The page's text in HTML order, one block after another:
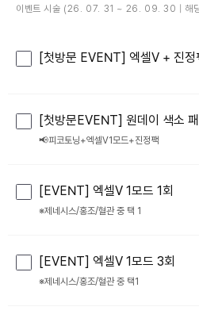
이벤트 시술 (26. 07. 31 ~ 26. 09. 30 | 해당
[첫방문 EVENT] 엑셀V + 진정
[첫방문EVENT] 원데이 색소
📢피코토닝+엑셀V1모드+진정팩
[EVENT] 엑셀V 1모드 1회
※제네시스/홍조/혈관 중 택 1
[EVENT] 엑셀V 1모드 3회
※제네시스/홍조/혈관 중 택1